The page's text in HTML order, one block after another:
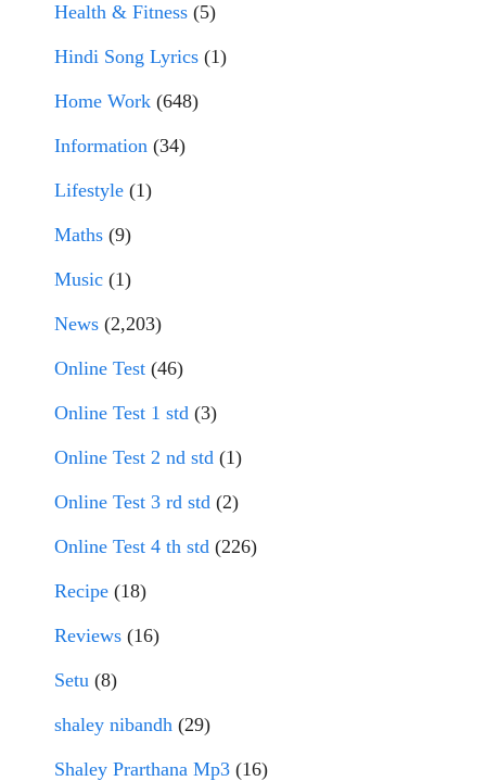
Health & Fitness (5)
Hindi Song Lyrics (1)
Home Work (648)
Information (34)
Lifestyle (1)
Maths (9)
Music (1)
News (2,203)
Online Test (46)
Online Test 1 std (3)
Online Test 2 nd std (1)
Online Test 3 rd std (2)
Online Test 4 th std (226)
Recipe (18)
Reviews (16)
Setu (8)
shaley nibandh (29)
Shaley Prarthana Mp3 (16)